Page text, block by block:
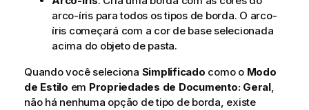
arco-íris para todos os tipos de borda. O arco-
íris começará com a cor de base selecionada
acima do objeto de pasta.
Quando você seleciona Simplificado como o Modo
de Estilo em Propriedades de Documento: Geral,
não há nenhuma opção de tipo de borda, existe